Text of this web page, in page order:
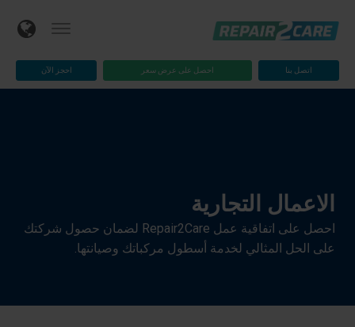
اتصل بنا احصل على عرض سعر احجز الآن
الاعمال التجارية
احصل على اتفاقية عمل Repair2Care لضمان حصول شركتك
على الحل المثالي لخدمة أسطول مركباتك وصيانتها.